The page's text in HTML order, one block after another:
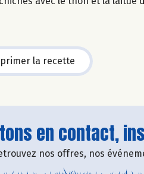
la recette
en contact,
nos offres, nos